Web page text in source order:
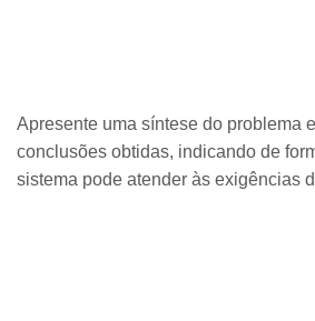
Apresente uma síntese do problema
conclusões obtidas, indicando de
sistema pode atender às exigências